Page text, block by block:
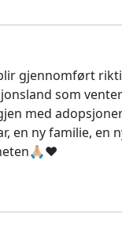
gjennomført
som
adopsjoner.
far, en ny familie,